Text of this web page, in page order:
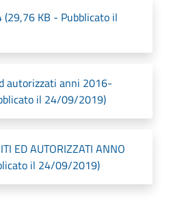
KB - Pubblicato il
autorizzati anni 2016-
il 24/09/2019)
ED AUTORIZZATI ANNO
il 24/09/2019)